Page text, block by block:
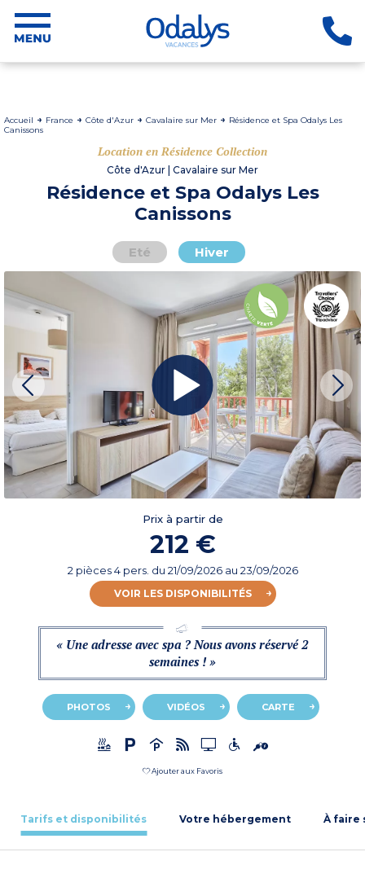
Accueil France Côte d'Azur Cavalaire sur Mer
Résidence et Spa Odalys Les
Canissons
Location en Résidence Collection
Côte d'Azur | Cavalaire sur Mer
Résidence et Spa Odalys Les
Canissons
Eté Hiver
Prix à partir de
212 €
2 pièces 4 pers. du 21/09/2026au 23/09/2026
VOIR LES DISPONIBILITÉS
« Une adresse avec spa ? Nous avons réservé 2
semaines ! »
PHOTOS VIDÉOS CARTE
Ajouter aux Favoris
Tarifs et disponibilités Votre hébergement À faire